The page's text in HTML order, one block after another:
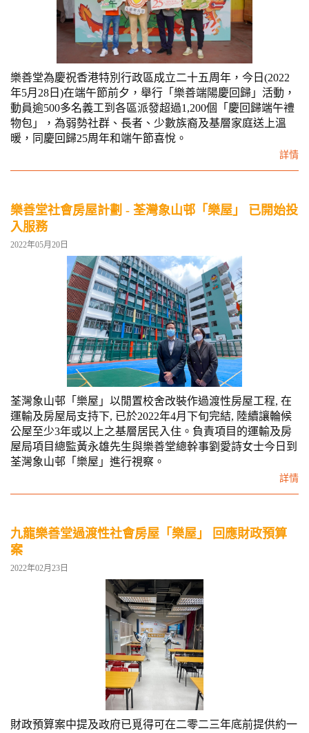
樂善堂為慶祝香港特別行政區成立二十五周年，今日(2022
年5月28日)在端午節前夕，舉行「樂善端陽慶回歸」活動，
動員逾500多名義工到各區派發超過1,200個「慶回歸端午禮
物包」，為弱勢社群、長者、少數族裔及基層家庭送上溫
暖，同慶回歸25周年和端午節喜悅。
詳情
樂善堂社會房屋計劃 - 荃灣象山邨「樂屋」 已開始投
入服務
2022年05月20日
荃灣象山邨「樂屋」以閒置校舍改裝作過渡性房屋工程, 在
運輸及房屋局支持下, 已於2022年4月下旬完結, 陸續讓輪候
公屋至少3年或以上之基層居民入住。負責項目的運輸及房
屋局項目總監黃永雄先生與樂善堂總幹事劉愛詩女士今日到
荃灣象山邨「樂屋」進行視察。
詳情
九龍樂善堂過渡性社會房屋「樂屋」 回應財政預算
案
2022年02月23日
財政預算案中提及政府已覓得可在二零二三年底前提供約一